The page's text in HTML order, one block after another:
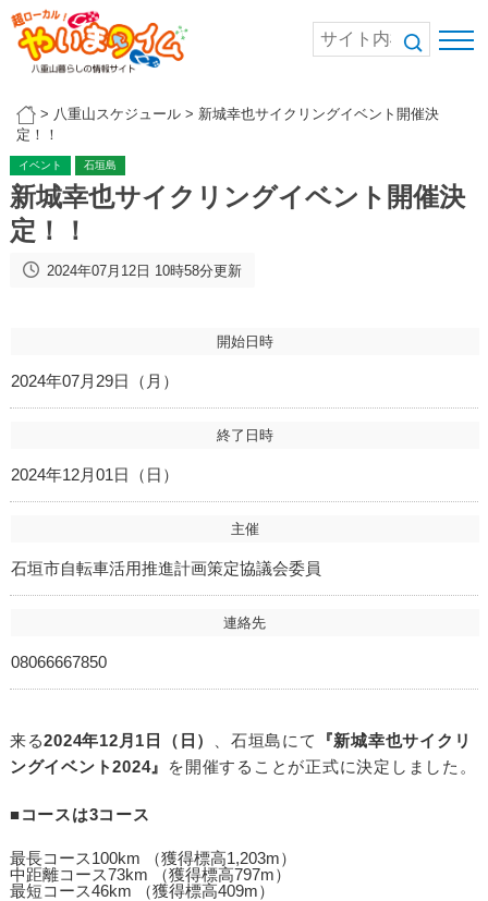
> 八重山スケジュール> 新城幸也サイクリングイベント開催決
定！！
イベント 石垣島
新城幸也サイクリングイベント開催決
定！！
2024年07月12日 10時58分更新
開始日時
2024年07月29日（月）
終了日時
2024年12月01日（日）
主催
石垣市自転車活用推進計画策定協議会委員
連絡先
08066667850
来る2024年12月1日（日） 、石垣島にて
『新城幸也サイクリ
ングイベント2024』
を開催することが正式に決定しました。
■コースは3コース
最長コース100km （獲得標高1,203m）
中距離コース73km （獲得標高797m）
最短コース46km （獲得標高409m）